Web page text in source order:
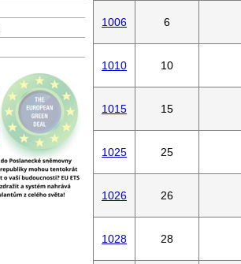
1006 6
1010 10
1015 15
1025 25
1026 26
1028 28